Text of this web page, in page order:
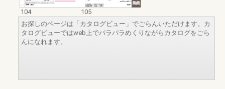
104
105
お探しのページは「カタログビュー」でごらんいただけます。カ
タログビューではweb上でパラパラめくりながらカタログをごら
んになれます。